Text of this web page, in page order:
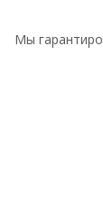
Мы